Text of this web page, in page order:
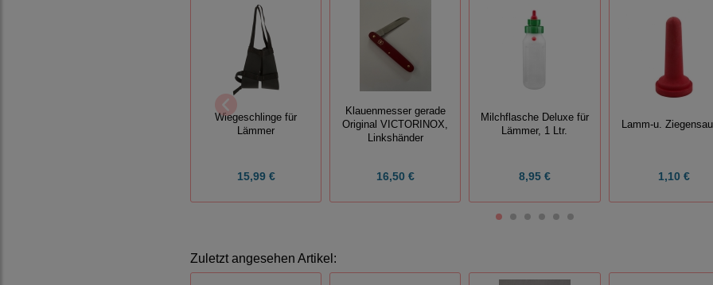
Wiegeschlinge für
Lämmer
15,99 €
Klauenmesser gerade
Original VICTORINOX,
Linkshänder
16,50 €
Milchflasche Deluxe für
Lämmer, 1 Ltr.
8,95 €
Lamm-u.
1,10 €
Zuletzt angesehen Artikel: